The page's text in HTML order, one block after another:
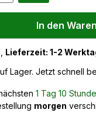
In den
Lieferzeit: 1-2
Lager. Jetzt schnell
1 Tag 10
morgen